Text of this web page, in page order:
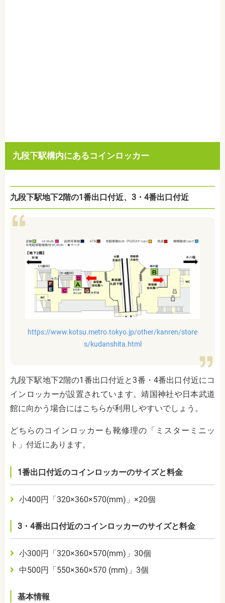
九段下駅構内にあるコインロッカー
九段下駅地下2階の1番出口付近、3・4番出口付近
https://www.kotsu.metro.tokyo.jp/other/kanren/store
s/kudanshita.html
九段下駅地下2階の1番出口付近と3番・4番出口付近にコ
インロッカーが設置されています。靖国神社や日本武道
館に向かう場合にはこちらが利用しやすいでしょう。
どちらのコインロッカーも靴修理の「ミスターミニッ
ト」付近にあります。
1番出口付近のコインロッカーのサイズと料金
小400円「320×360×570(mm)」×20個
3・4番出口付近のコインロッカーのサイズと料金
小300円「320×360×570(mm)」30個
中500円「550×360×570 (mm)」3個
基本情報